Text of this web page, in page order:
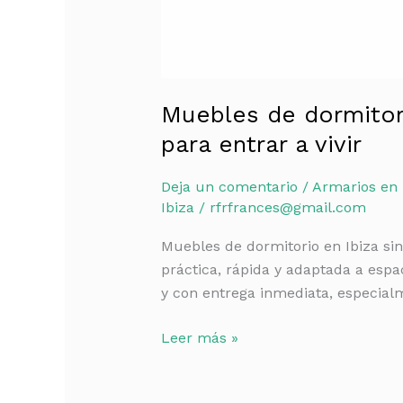
Muebles de
para entrar a vivir
Deja un comentario / Armarios en
Ibiza / rfrfrances@gmail.com
Muebles de dormitorio en Ibiza
práctica, rápida y adaptada a
y con entrega inmediata,
Leer más »